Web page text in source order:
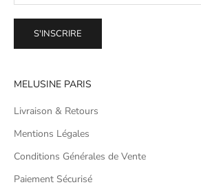
S'INSCRIRE
MELUSINE PARIS
Livraison & Retours
Mentions Légales
Conditions Générales de Vente
Paiement Sécurisé